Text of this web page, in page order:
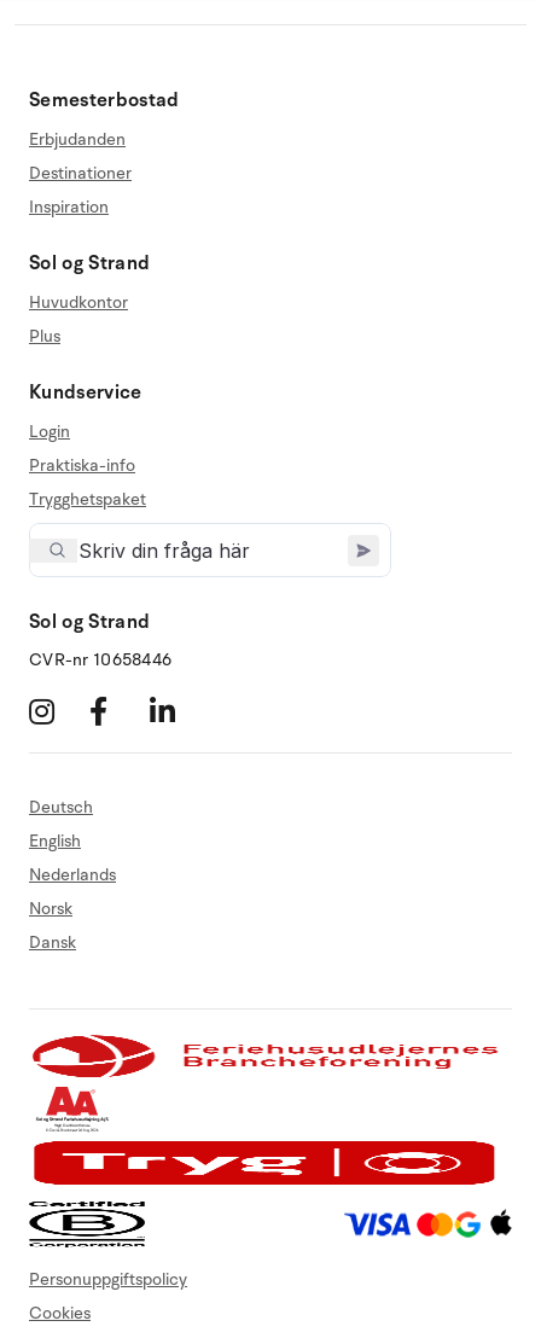
Semesterbostad
Erbjudanden
Destinationer
Inspiration
Sol og Strand
Huvudkontor
Plus
Kundservice
Login
Praktiska-info
Trygghetspaket
Sol og Strand
CVR-nr 10658446
Deutsch
English
Nederlands
Norsk
Dansk
Personuppgiftspolicy
Cookies